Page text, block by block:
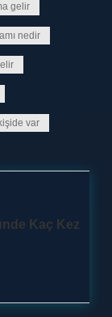
gelir
nedir
var
Kaç Kez